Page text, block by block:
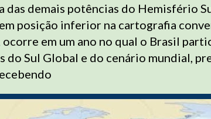
das demais potências do Hemisfério
posição inferior na cartografia
em um ano no qual o Brasil
do Sul Global e do cenário mundial,